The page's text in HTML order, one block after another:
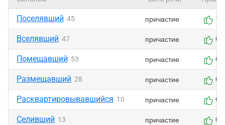
Поселявший 45 причастие 1
Вселявший 47 причастие 0
Помещавший 53 причастие 0
Размещавший 28 причастие 0
Расквартировывавшийся 10 причастие 0
Селивший 13 причастие 0